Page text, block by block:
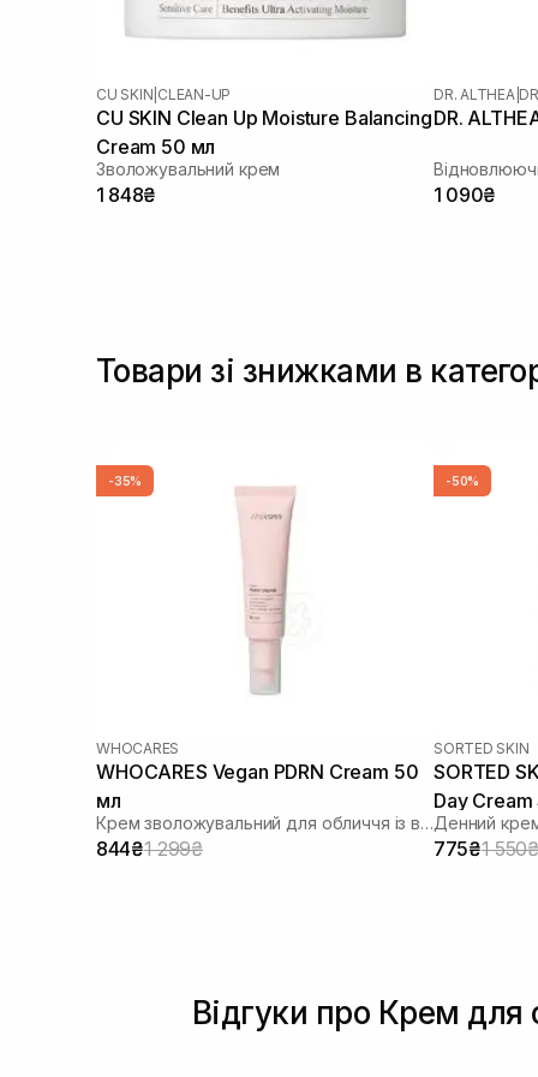
CU SKIN CLEAN-UP
CU SKIN Clean Up Moisture Balancing
Cream 50 мл
Зволожувальний крем
1 848₴
DR. ALTHEA
DR.
1 090₴
Товари зі знижками в
-35%
WHOCARES
WHOCARES Vegan PDRN Cream 50
мл
Крем зволожувальний для обличчя із веганськими полінуклеотидами
844₴1 299₴
-50%
SORTED SKIN
SORTED
Day
Денний
775₴1 550₴
Відгуки про Крем для